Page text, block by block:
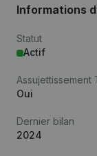
Informations
Statut
Actif
Assujettissement
Oui
Dernier bilan
2024